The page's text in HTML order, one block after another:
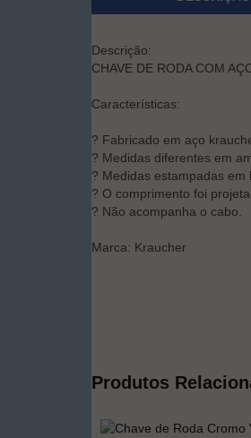
Descrição:
CHAVE DE RODA COM
Características:
? Fabricado em aço
? Medidas diferentes em
? Medidas estampadas em
? O comprimento foi
? Não acompanha o cabo.
Marca: Kraucher
Produtos